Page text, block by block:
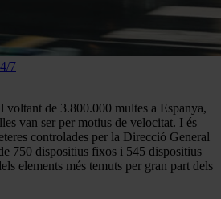
7
voltant de 3.800.000 multes a Espanya,
van ser per motius de velocitat. I és
controlades per la Direcció General
750 dispositius fixos i 545 dispositius
elements més temuts per gran part dels